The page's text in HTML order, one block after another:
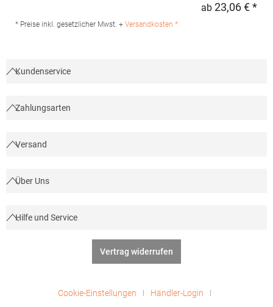
waschbarTrockner geeignetGrammatur: 180
textil.de
ab 23,06 € *
* Preise inkl. gesetzlicher Mwst. + Versandkosten *
Kundenservice
Zahlungsarten
Versand
Über Uns
Hilfe und Service
Vertrag widerrufen
Cookie-Einstellungen
Händler-Login